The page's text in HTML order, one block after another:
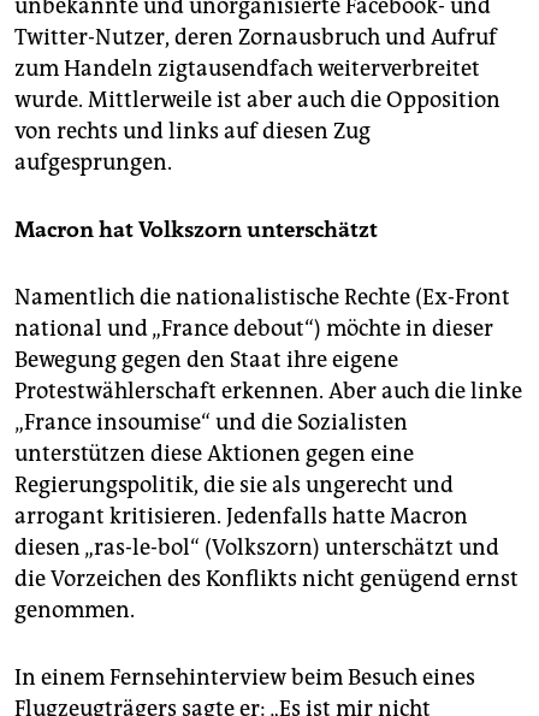
unbekannte und unorganisierte Facebook- und
Twitter-Nutzer, deren Zornausbruch und Aufruf
zum Handeln zigtausendfach weiterverbreitet
wurde. Mittlerweile ist aber auch die Opposition
von rechts und links auf diesen Zug
aufgesprungen.
Macron hat Volkszorn unterschätzt
Namentlich die nationalistische Rechte (Ex-Front
national und „France debout“) möchte in dieser
Bewegung gegen den Staat ihre eigene
Protestwählerschaft erkennen. Aber auch die linke
„France insoumise“ und die Sozialisten
unterstützen diese Aktionen gegen eine
Regierungspolitik, die sie als ungerecht und
arrogant kritisieren. Jedenfalls hatte Macron
diesen „ras-le-bol“ (Volkszorn) unterschätzt und
die Vorzeichen des Konflikts nicht genügend ernst
genommen.
In einem Fernsehinterview beim Besuch eines
Flugzeugträgers sagte er: „Es ist mir nicht